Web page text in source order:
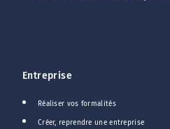
Entreprise
Réaliser vos formalités
Créer, reprendre une entreprise